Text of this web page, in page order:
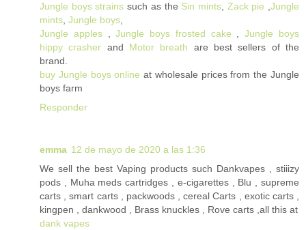
Jungle boys strains such as the Sin mints, Zack pie ,Jungle
mints, Jungle boys,
Jungle apples,Jungle boys frosted cake ,Jungle boys
hippy crasher and Motor breath are best sellers of the
brand.
buy Jungle boys online at wholesale prices from the Jungle
boys farm
Responder
emma 12 de mayo de 2020 a las 1:36
We sell the best Vaping products such Dankvapes , stiiizy
pods , Muha meds cartridges , e-cigarettes , Blu , supreme
carts , smart carts , packwoods , cereal Carts , exotic carts ,
kingpen , dankwood , Brass knuckles , Rove carts ,all this at
dank vapes